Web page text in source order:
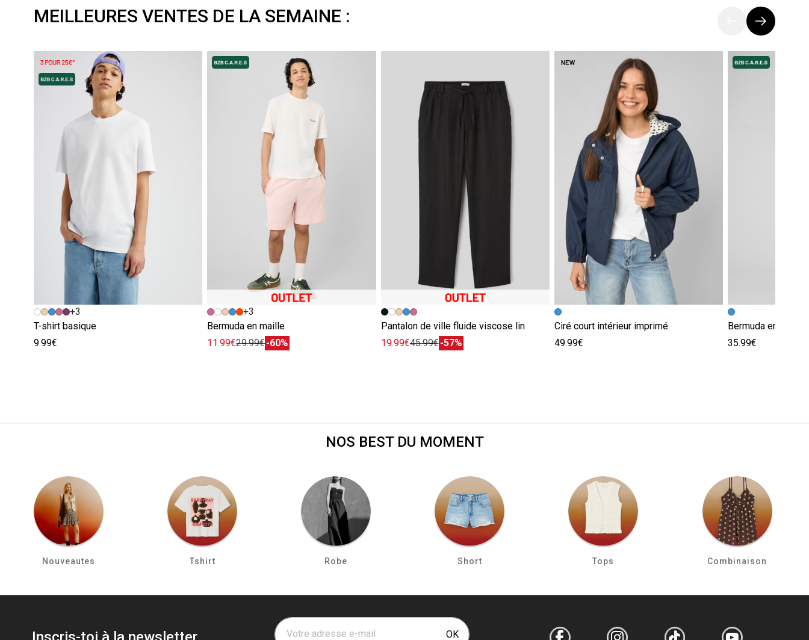
MEILLEURES VENTES DE LA SEMAINE :
+3
T-shirt basique
9.99€
+3
Bermuda en maille
11.99€29.99€-60%
Pantalon de ville fluide viscose lin
19.99€45.99€-57%
Ciré court intérieur imprimé
49.99€
Bermuda en jean
35.99€
NOS BEST DU MOMENT
Nouveautes Tshirt Robe Short Tops Combinaison
Votre adresse e-mail OK